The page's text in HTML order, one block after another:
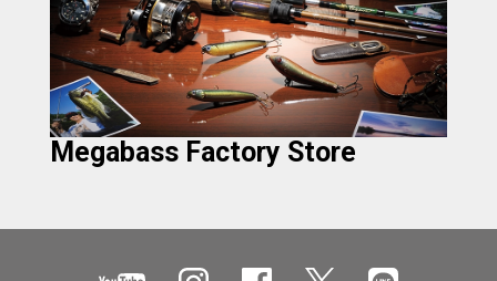
Megabass Factory Store